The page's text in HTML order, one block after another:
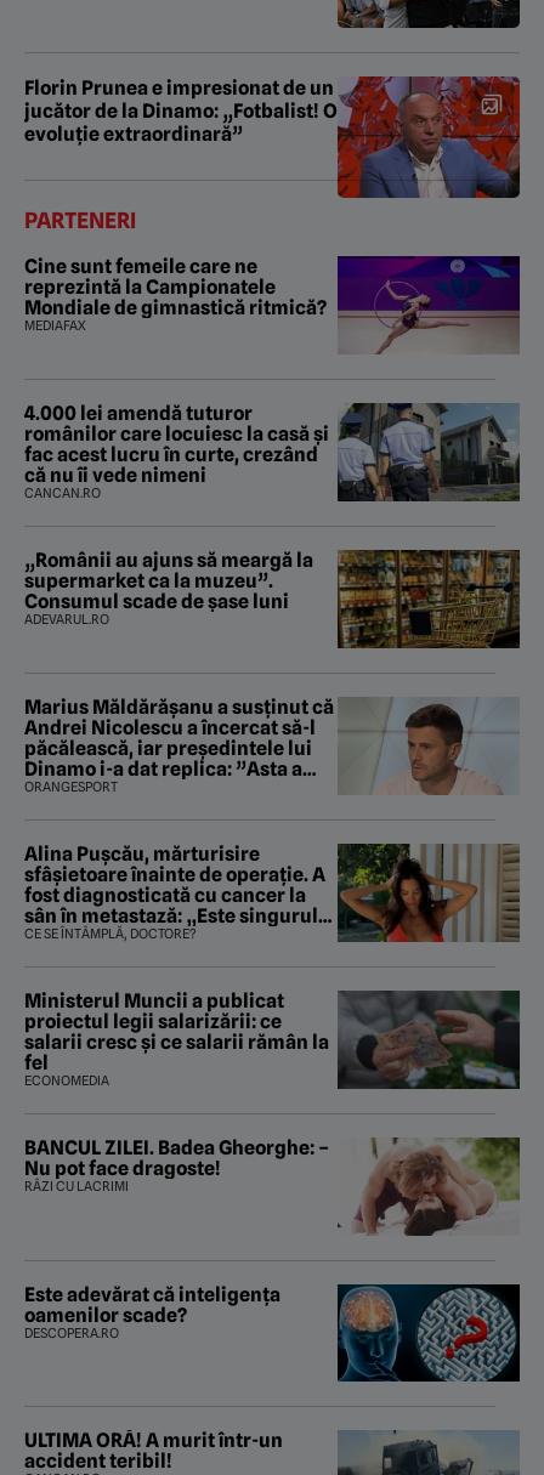
Florin Prunea e impresionat de un
jucător de la Dinamo: „Fotbalist! O
evoluție extraordinară”
PARTENERI
Cine sunt femeile care ne
reprezintă la Campionatele
Mondiale de gimnastică ritmică?
MEDIAFAX
4.000 lei amendă tuturor
românilor care locuiesc la casă și
fac acest lucru în curte, crezând
că nu îi vede nimeni
CANCAN.RO
„Românii au ajuns să meargă la
supermarket ca la muzeu”.
Consumul scade de șase luni
ADEVARUL.RO
Marius Măldărăşanu a susţinut că
Andrei Nicolescu a încercat să-l
păcălească, iar preşedintele lui
Dinamo i-a dat replica: ”Asta a
fost istoria”
ORANGESPORT
Alina Pușcău, mărturisire
sfâșietoare înainte de operație. A
fost diagnosticată cu cancer la
sân în metastază: „Este singurul
tratament care o să mă ajute să
CE SE ÎNTÂMPLĂ, DOCTORE?
Ministerul Muncii a publicat
proiectul legii salarizării: ce
salarii cresc și ce salarii rămân la
fel
ECONOMEDIA
BANCUL ZILEI. Badea Gheorghe: –
Nu pot face dragoste!
RÂZI CU LACRIMI
Este adevărat că inteligența
oamenilor scade?
DESCOPERA.RO
ULTIMA ORĂ! A murit într-un
accident teribil!